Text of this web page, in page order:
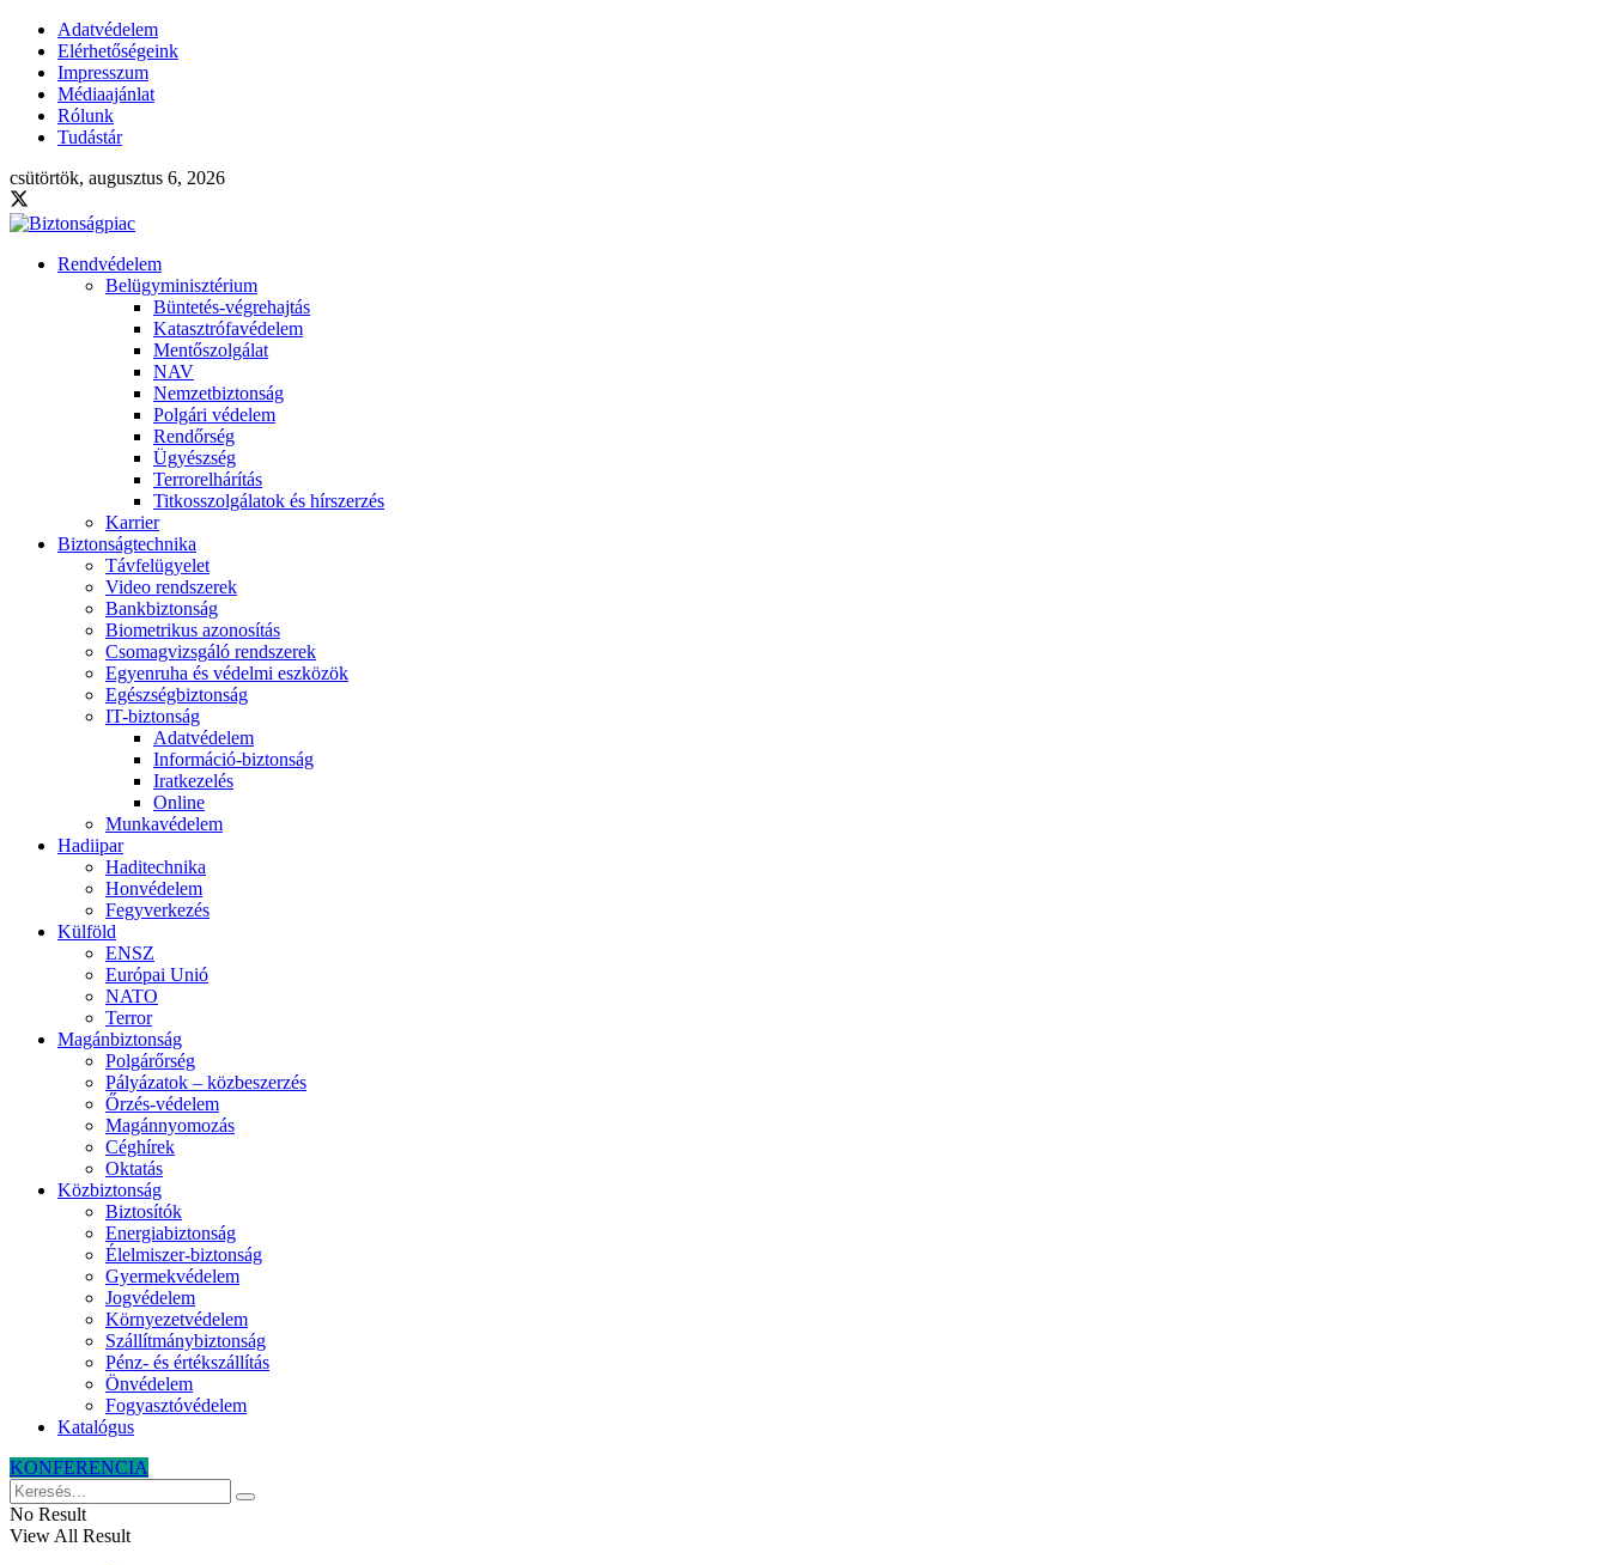
Adatvédelem
Elérhetőségeink
Impresszum
Médiaajánlat
Rólunk
Tudástár
csütörtök, augusztus 6, 2026
Rendvédelem
Belügyminisztérium
Büntetés-végrehajtás
Katasztrófavédelem
Mentőszolgálat
NAV
Nemzetbiztonság
Polgári védelem
Rendőrség
Ügyészség
Terrorelhárítás
Titkosszolgálatok és hírszerzés
Karrier
Biztonságtechnika
Távfelügyelet
Video rendszerek
Bankbiztonság
Biometrikus azonosítás
Csomagvizsgáló rendszerek
Egyenruha és védelmi eszközök
Egészségbiztonság
IT-biztonság
Adatvédelem
Információ-biztonság
Iratkezelés
Online
Munkavédelem
Hadiipar
Haditechnika
Honvédelem
Fegyverkezés
Külföld
ENSZ
Európai Unió
NATO
Terror
Magánbiztonság
Polgárőrség
Pályázatok – közbeszerzés
Őrzés-védelem
Magánnyomozás
Céghírek
Oktatás
Közbiztonság
Biztosítók
Energiabiztonság
Élelmiszer-biztonság
Gyermekvédelem
Jogvédelem
Környezetvédelem
Szállítmánybiztonság
Pénz- és értékszállítás
Önvédelem
Fogyasztóvédelem
Katalógus
KONFERENCIA
No Result
View All Result